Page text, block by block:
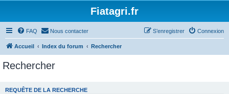
Fiatagri.fr
FAQ Nous contacter Connexion
S’enregistrer
Accueil Index du forum Rechercher
Rechercher
REQUÊTE DE LA RECHERCHE